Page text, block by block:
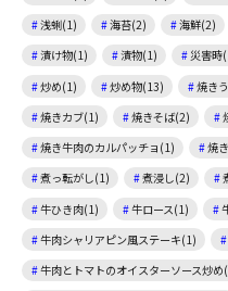
浅蜊(1)
海苔(2) 海鮮(2)
漬け物(1)
漬物(1) 災害時
炒め(1)
炒め物(13) 焼き
焼きカブ(1)
焼きそば(2)
焼き牛肉のカルパッチョ(1)
焼
煮っ転がし(1)
煮浸し(2)
牛ひき肉(1)
牛ロース(1)
牛肉シャリアピン風ステーキ(1)
牛肉とトマトのオイスターソース炒め